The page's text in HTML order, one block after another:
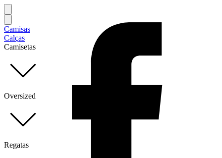
Camisas
Calças
Camisetas
Oversized
Regatas